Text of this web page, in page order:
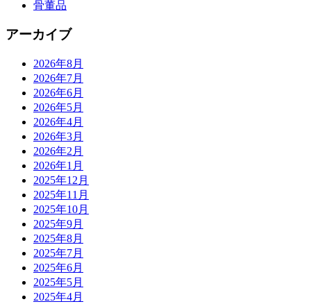
骨董品
アーカイブ
2026年8月
2026年7月
2026年6月
2026年5月
2026年4月
2026年3月
2026年2月
2026年1月
2025年12月
2025年11月
2025年10月
2025年9月
2025年8月
2025年7月
2025年6月
2025年5月
2025年4月